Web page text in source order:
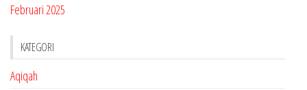
Februari 2025
KATEGORI
Aqiqah